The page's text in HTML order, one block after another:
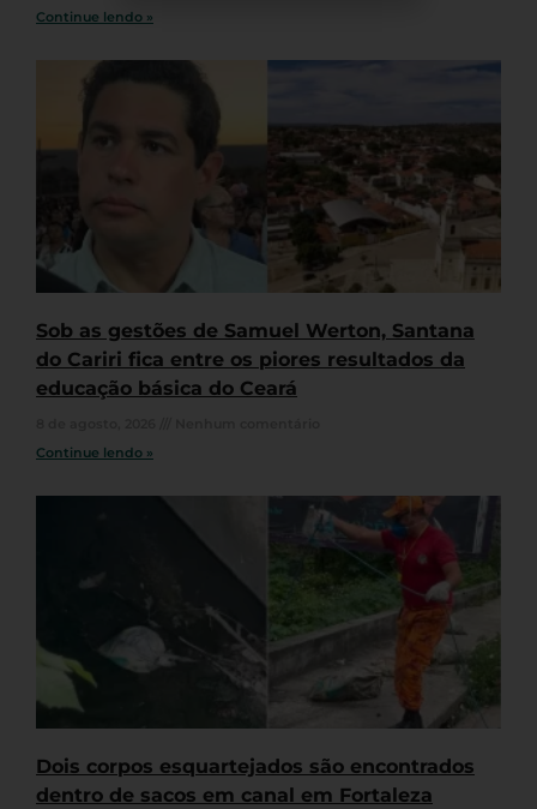
Continue lendo »
Sob as gestões de Samuel Werton, Santana
do Cariri fica entre os piores resultados da
educação básica do Ceará
Continue lendo »
Dois corpos esquartejados são encontrados
dentro de sacos em canal em Fortaleza